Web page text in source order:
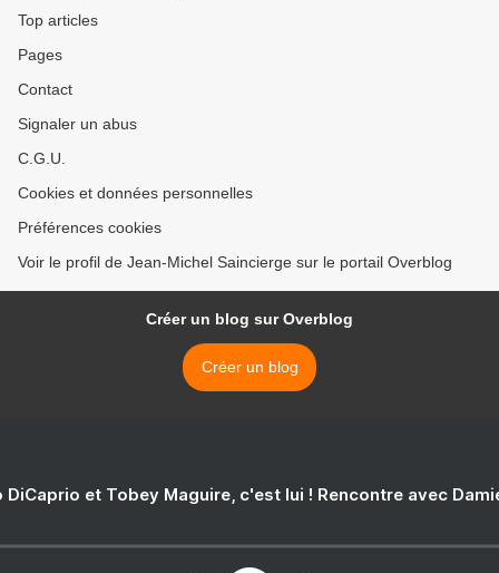
Top articles
Pages
Contact
Signaler un abus
C.G.U.
Cookies et données personnelles
Préférences cookies
Voir le profil de Jean-Michel Saincierge sur le portail Overblog
Créer un blog sur Overblog
Créer un blog
DiCaprio et Tobey Maguire, c'est lui ! Rencontre avec